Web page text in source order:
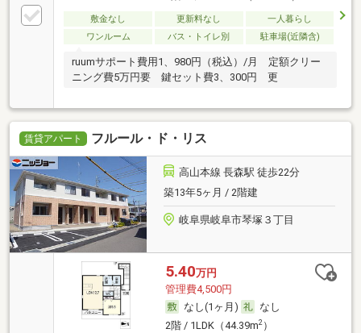
敷金なし 更新料なし
一人暮らし
ワンルーム
バス・トイレ別 駐車場(近隣含)
ruumサポート費用1、980円（税込）/月 定額クリー
ニング費5万円要 鍵セット費3、300円 更
賃貸アパート フルール・ド・リス
高山本線 長森駅 徒歩22分
築13年5ヶ月 / 2階建
岐阜県岐阜市琴塚３丁目
5.40万円
管理費4,500円
なし(1ヶ月)
なし
2階 / 1LDK（44.39m2）